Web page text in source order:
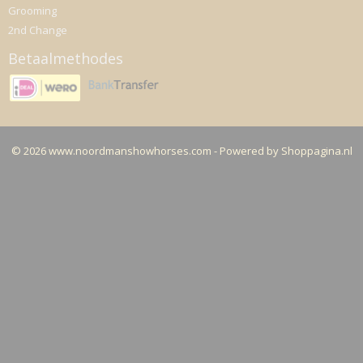
Grooming
2nd Change
Betaalmethodes
© 2026 www.noordmanshowhorses.com - Powered by Shoppagina.nl